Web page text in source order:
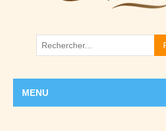
MENU